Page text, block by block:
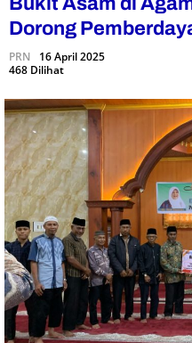
Z
u
i
a
S
u
r
k
a
n
B
a
n
Dorong
PRN
16 April 2025
468 Dilihat